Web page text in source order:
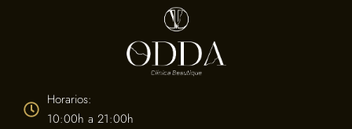
Horarios:
10:00h a 21:00h